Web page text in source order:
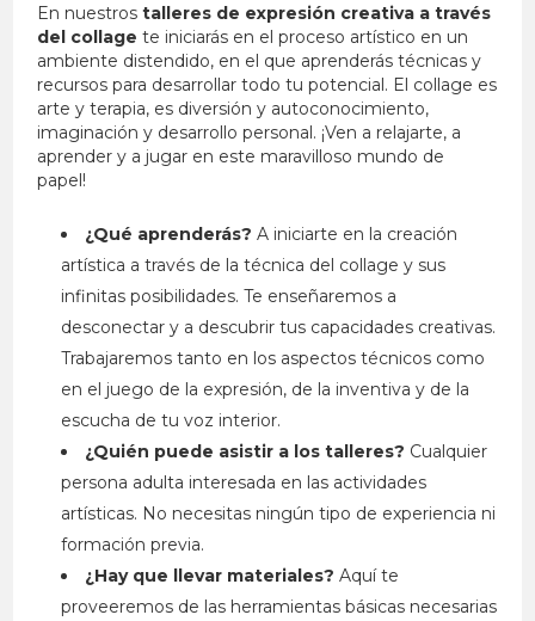
En nuestrostalleres de expresión creativa a través
del collage te iniciarás en el proceso artístico en un
ambiente distendido, en el que aprenderás técnicas y
recursos para desarrollar todo tu potencial. El collage es
arte y terapia, es diversión y autoconocimiento,
imaginación y desarrollo personal. ¡Ven a relajarte, a
aprender y a jugar en este maravilloso mundo de
papel!
¿Qué aprenderás?A iniciarte en la creación
artística a través de la técnica del collage y sus
infinitas posibilidades. Te enseñaremos a
desconectar y a descubrir tus capacidades creativas.
Trabajaremos tanto en los aspectos técnicos como
en el juego de la expresión, de la inventiva y de la
escucha de tu voz interior.
¿Quién puede asistir a los talleres? Cualquier
persona adulta interesada en las actividades
artísticas. No necesitas ningún tipo de experiencia ni
formación previa.
¿Hay que llevar materiales? Aquí te
proveeremos de las herramientas básicas necesarias